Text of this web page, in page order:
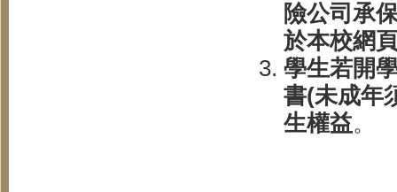
險公司承
於本校網
學生若開
書(未成年
生權益。